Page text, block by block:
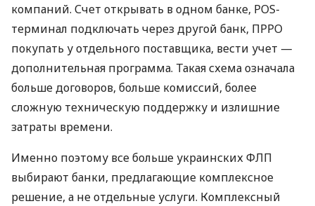
компаний. Счет открывать в одном банке, POS-
терминал подключать через другой банк, ПРРО
покупать у отдельного поставщика, вести учет —
дополнительная программа. Такая схема означала
больше договоров, больше комиссий, более
сложную техническую поддержку и излишние
затраты времени.
Именно поэтому все больше украинских ФЛП
выбирают банки, предлагающие комплексное
решение, а не отдельные услуги. Комплексный